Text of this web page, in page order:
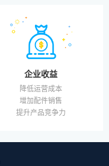
企业收益
降低运营成本
增加配件销售
提升产品竞争力